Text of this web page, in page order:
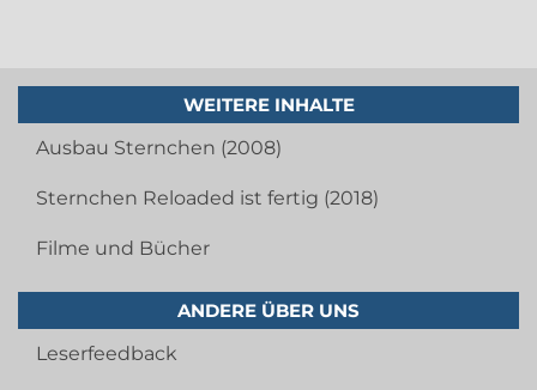
WEITERE INHALTE
Ausbau Sternchen (2008)
Sternchen Reloaded ist fertig (2018)
Filme und Bücher
ANDERE ÜBER UNS
Leserfeedback